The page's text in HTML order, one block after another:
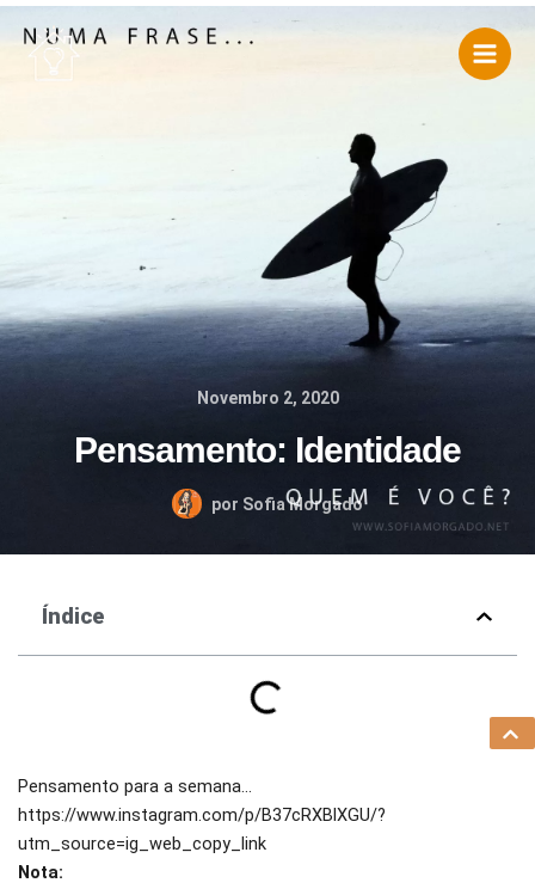
Skip
content
Novembro 2, 2020
Pensamento: Identidade
por Sofia Morgado
Índice
Pensamento para a semana…
https://www.instagram.com/p/B37cRXBlXGU/?
utm_source=ig_web_copy_link
Nota: